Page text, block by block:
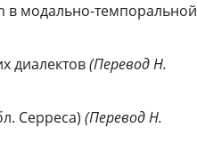
в модально-темпоральной
диалектов(Перевод Н.
Серреса) (Перевод Н.